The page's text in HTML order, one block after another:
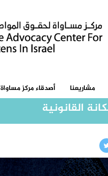
مشاريعنا أصدقاء مركز مساواة
القانونية